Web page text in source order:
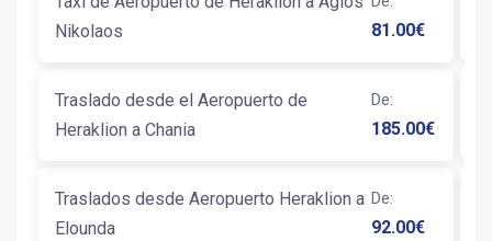
Nikolaos
81.00€
Traslado desde el Aeropuerto de
Heraklion a Chania
De:
185.00€
Traslados desde Aeropuerto Heraklion a
Elounda
De:
92.00€